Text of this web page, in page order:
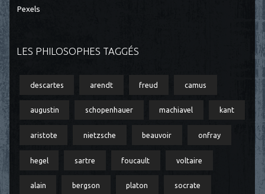
Pexels
LES PHILOSOPHES TAGGÉS
descartes arendt freud camus
augustin schopenhauer machiavel kant
aristote nietzsche beauvoir onfray
hegel sartre foucault voltaire
alain bergson platon socrate